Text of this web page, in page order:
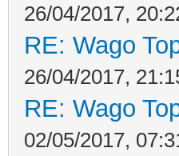
26/04/2017,
RE: Wago
26/04/2017,
RE: Wago
02/05/2017,